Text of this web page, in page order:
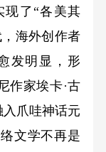
现了“各美其
海外创作者
发明显，形
作家埃卡·古
入爪哇神话元
文学不再是